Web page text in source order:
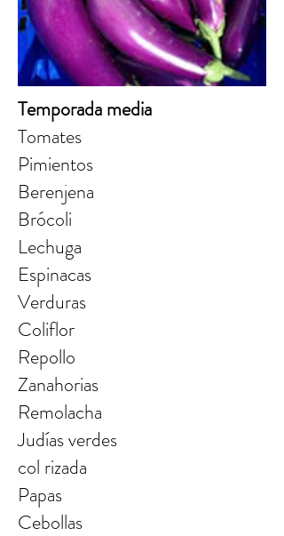
Temporada media
Tomates
Pimientos
Berenjena
Brócoli
Lechuga
Espinacas
Verduras
Coliflor
Repollo
Zanahorias
Remolacha
Judías verdes
col rizada
Papas
Cebollas